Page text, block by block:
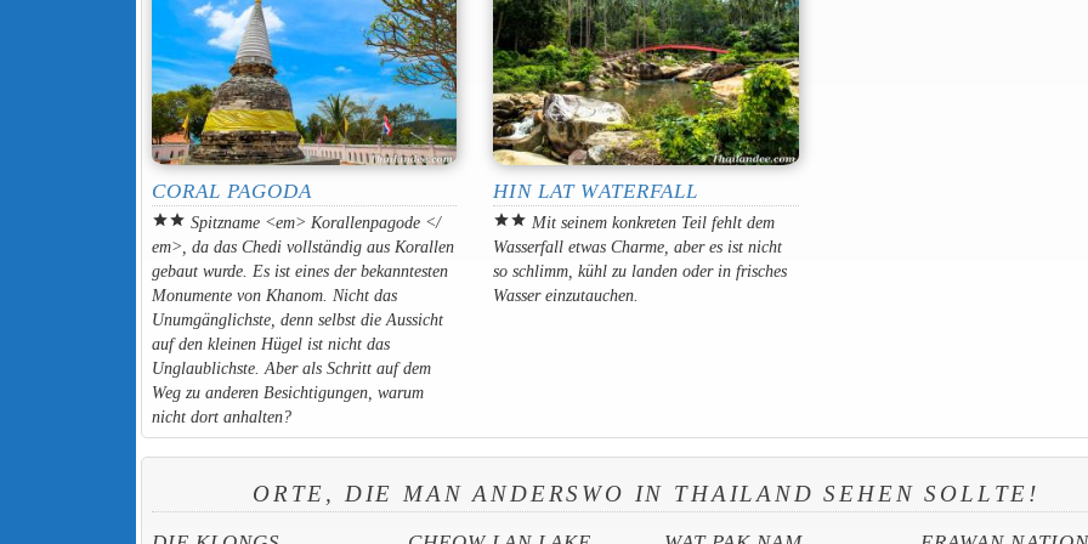
CORAL PAGODA
starstar Spitzname <em> Korallenpagode </
em>, da das Chedi vollständig aus Korallen
gebaut wurde. Es ist eines der bekanntesten
Monumente von Khanom. Nicht das
Unumgänglichste, denn selbst die Aussicht
auf den kleinen Hügel ist nicht das
Unglaublichste. Aber als Schritt auf dem
Weg zu anderen Besichtigungen, warum
nicht dort anhalten?
HIN LAT WATERFALL
starstar Mit seinem konkreten Teil fehlt dem
Wasserfall etwas Charme, aber es ist nicht
so schlimm, kühl zu landen oder in frisches
Wasser einzutauchen.
ORTE, DIE MAN ANDERSWO IN THAILAND SEHEN SOLLTE!